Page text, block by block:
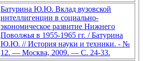
Батурина Ю.Ю. Вклад вузовской
интеллигенции в социально-
экономическое развитие Нижнего
Поволжья в 1955-1965 гг. / Батурина
Ю.Ю. // История науки и техники. - №
12. — Москва, 2009. — С. 24-33.